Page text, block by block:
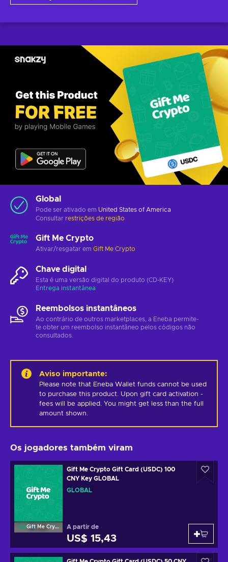
Global
Pode ser ativado em United States of America
Consultar restrições de região
Gift Me Crypto
Ativar/resgatar em Gift Me Crypto
Chave digital
Esta é uma versão digital do produto (CD-KEY)
Entrega instantânea
Reembolsos instantâneos
Ao contrário de outros marketplaces, a Eneba permite-
te obter um reembolso instantâneo pelos códigos não
consultados.
Aviso importante:
Please note that Eneba Wallet funds cannot be used
to purchase this product. Upon gift card activation -
fees will be applied. You might get less than the full
amount shown.
Os jogadores também viram
Gift Me Crypto
Gift Me Crypto Gift Card (USDC) 100
CNY Key GLOBAL
GLOBAL
A partir de
US$ 15,43